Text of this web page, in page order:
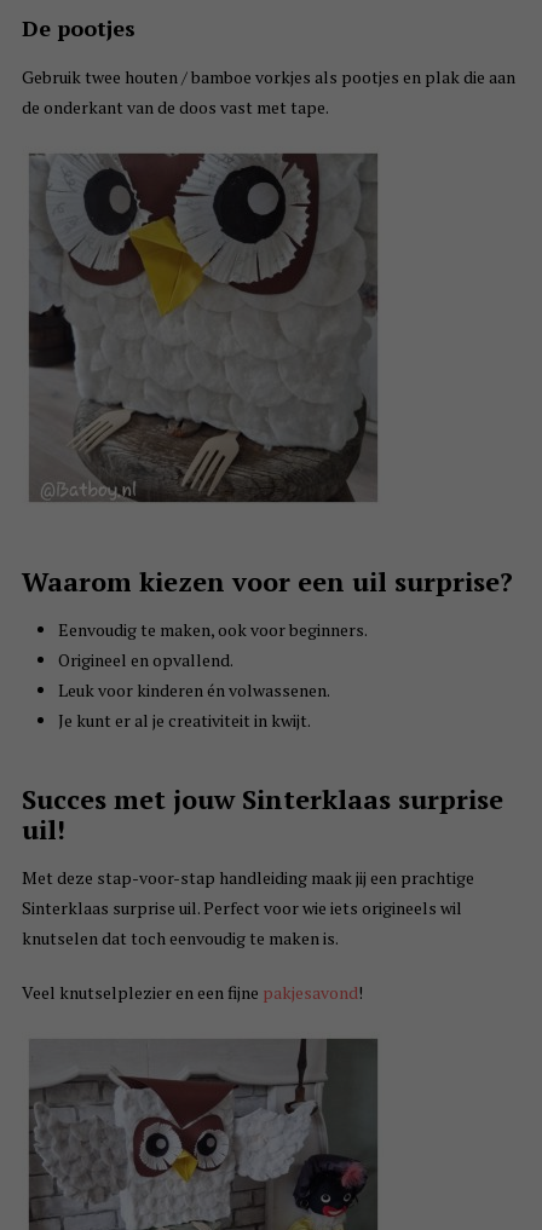
De pootjes
Gebruik twee houten / bamboe vorkjes als pootjes en plak die aan
de onderkant van de doos vast met tape.
Waarom kiezen voor een uil surprise?
Eenvoudig te maken, ook voor beginners.
Origineel en opvallend.
Leuk voor kinderen én volwassenen.
Je kunt er al je creativiteit in kwijt.
Succes met jouw Sinterklaas surprise
uil!
Met deze stap-voor-stap handleiding maak jij een prachtige
Sinterklaas surprise uil. Perfect voor wie iets origineels wil
knutselen dat toch eenvoudig te maken is.
Veel knutselplezier en een fijne pakjesavond!